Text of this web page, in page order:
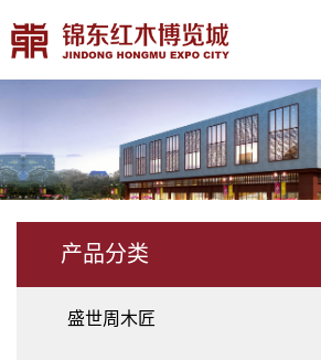
产品分类
盛世周木匠